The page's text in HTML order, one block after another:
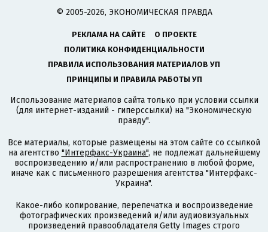
© 2005-2026, ЭКОНОМИЧЕСКАЯ ПРАВДА
РЕКЛАМА НА САЙТЕ
О ПРОЕКТЕ
ПОЛИТИКА КОНФИДЕНЦИАЛЬНОСТИ
ПРАВИЛА ИСПОЛЬЗОВАНИЯ МАТЕРИАЛОВ УП
ПРИНЦИПЫ И ПРАВИЛА РАБОТЫ УП
Использование материалов сайта только при условии ссылки
(для интернет-изданий - гиперссылки) на "Экономическую
правду".
Все материалы, которые размещены на этом сайте со ссылкой
на агентство "Интерфакс-Украина", не подлежат дальнейшему
воспроизведению и/или распространению в любой форме,
иначе как с письменного разрешения агентства "Интерфакс-
Украина".
Какое-либо копирование, перепечатка и воспроизведение
фотографических произведений и/или аудиовизуальных
произведений правообладателя Getty Images строго